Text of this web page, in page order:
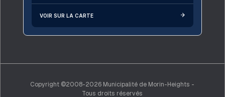
VOIR SUR LA CARTE
Copyright ©2008-2026 Municipalité de Morin-Heights -
Tous droits réservés